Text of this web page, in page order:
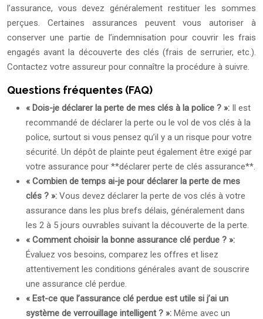
l’assurance, vous devez généralement restituer les sommes
perçues. Certaines assurances peuvent vous autoriser à
conserver une partie de l’indemnisation pour couvrir les frais
engagés avant la découverte des clés (frais de serrurier, etc.).
Contactez votre assureur pour connaître la procédure à suivre.
Questions fréquentes (FAQ)
« Dois-je déclarer la perte de mes clés à la police ? »: Il est
recommandé de déclarer la perte ou le vol de vos clés à la
police, surtout si vous pensez qu’il y a un risque pour votre
sécurité. Un dépôt de plainte peut également être exigé par
votre assurance pour **déclarer perte de clés assurance**.
« Combien de temps ai-je pour déclarer la perte de mes
clés ? »: Vous devez déclarer la perte de vos clés à votre
assurance dans les plus brefs délais, généralement dans
les 2 à 5 jours ouvrables suivant la découverte de la perte.
« Comment choisir la bonne assurance clé perdue ? »:
Évaluez vos besoins, comparez les offres et lisez
attentivement les conditions générales avant de souscrire
une assurance clé perdue.
« Est-ce que l’assurance clé perdue est utile si j’ai un
système de verrouillage intelligent ? »: Même avec un